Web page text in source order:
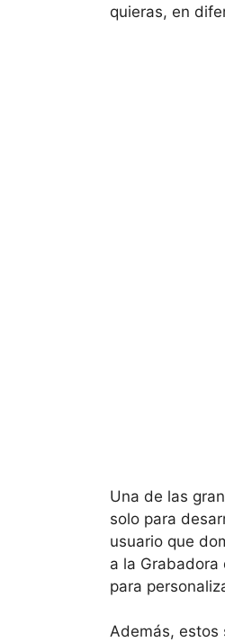
quieras, en
Una de las
solo para
usuario que
a la Grabadora
para
Además, estos